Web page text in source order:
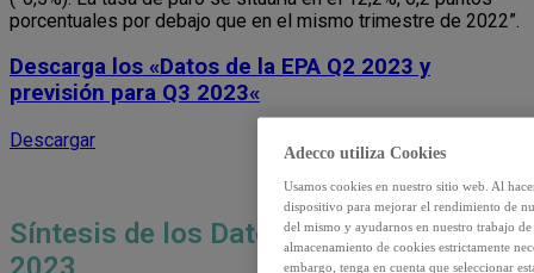
porcentuales por debajo que en el mismo trimestre de 2022”.
Descarga los «Datos de la EPA Q2 2023 y
previsión para Q3 2023«
Descargar
Síntesis de los Datos de la EPA Q2
Adecco utiliza Cookies
Usamos cookies en nuestro sitio web. Al
dispositivo para mejorar el rendimiento de
del mismo y ayudarnos en nuestro trabajo
almacenamiento de cookies estrictamente
embargo, tenga en cuenta que seleccionar